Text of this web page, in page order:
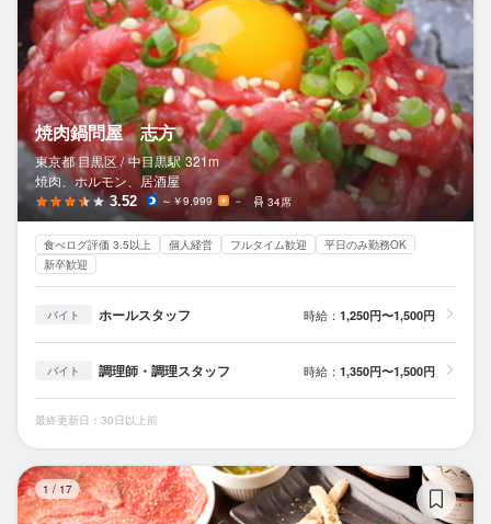
焼肉鍋問屋 志方
東京都 目黒区 / 中目黒駅 321m
焼肉、ホルモン、居酒屋
3.52 ～￥9,999 － 34席
食べログ評価 3.5以上 個人経営 フルタイム歓迎
平日のみ勤務OK
新卒歓迎
バイト ホールスタッフ 時給： 1,250円〜1,500円
バイト 調理師・調理スタッフ 時給： 1,350円〜1,500円
最終更新日：30日以上前
1 / 17